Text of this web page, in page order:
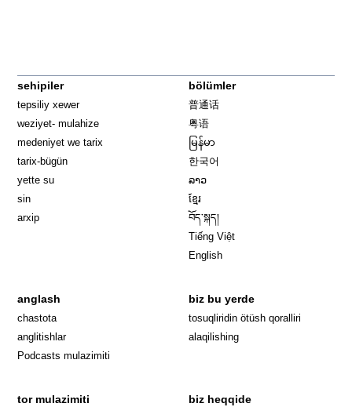
sehipiler
tepsiliy xewer
weziyet- mulahize
medeniyet we tarix
tarix-bügün
yette su
sin
arxip
bölümler
普通话
粤语
မြန်မာ
한국어
ລາວ
ខ្មែរ
བོད་སྐད།
Tiếng Việt
English
anglash
chastota
anglitishlar
Podcasts mulazimiti
biz bu yerde
tosuqliridin ötüsh qoralliri
alaqilishing
tor mulazimiti biz heqqide